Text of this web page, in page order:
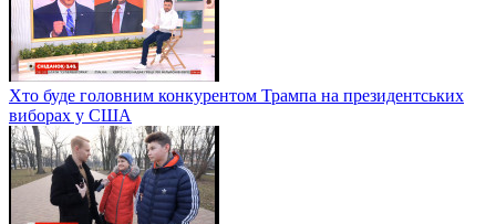
Хто буде головним конкурентом Трампа на президентських
виборах у США